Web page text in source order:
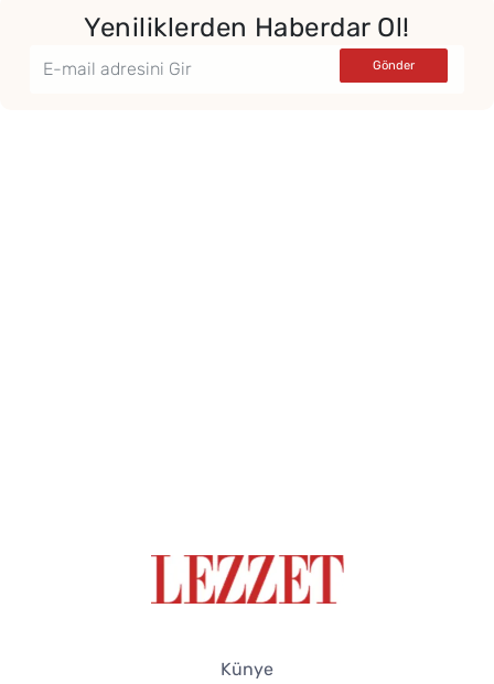
Yeniliklerden Haberdar Ol!
Künye